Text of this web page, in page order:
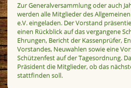
Zur Generalversammlung oder auch
werden alle Mitglieder des
e.V. eingeladen. Der Vorstand
einen Rückblick auf das vergangene
Ehrungen, Bericht der Kassenprüfer,
Vorstandes, Neuwahlen sowie eine
Schützenfest auf der Tagesordnung.
Präsident die Mitglieder, ob das
stattfinden soll.